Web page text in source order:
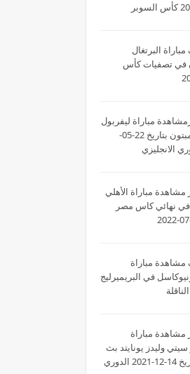
22-12-2021 كأس السوبر
البرتغال
في تصفيات كأس
مباراة ليفربول
ووولفرهامبتون بتاريخ 22-05-
مباراة الأهلي
في نهائي كاس مصر
مشاهدة مباراة
في البريميرليج
مباراة
وليدز يونايتد بث
مباشر بتاريخ 14-12-2021 الدوري